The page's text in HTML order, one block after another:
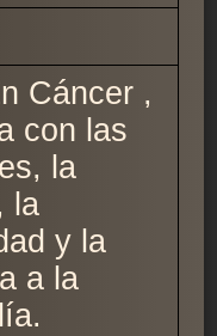
Cáncer ,
con las
la
la
y la
a la